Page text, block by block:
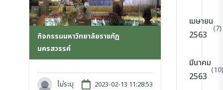
กิจกรรมมหาวิทยาลัยราชภัฏ
นครสวรรค์
ไม่ระบุ 2023-02-13 11:28:53
เมษายน
2563
(7)
มีนาคม
2563
(10)